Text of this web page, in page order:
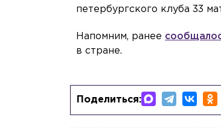
петербургского клуба 33
Напомним, ранее
в стране.
Поделиться: